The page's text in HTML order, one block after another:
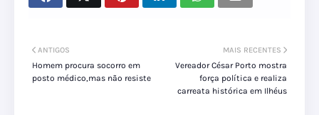
MAIS RECENTES
Vereador César Porto mostra
força política e realiza
carreata histórica em Ilhéus
ANTIGOS
Homem procura socorro em
posto médico,mas não resiste